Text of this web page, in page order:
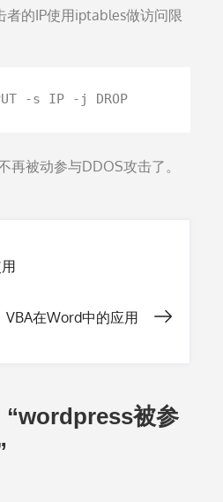
者的IP使用iptables做访问限
-s IP -j DROP
再被动参与DDOS攻击了。
VBA在Word中的应用
被参